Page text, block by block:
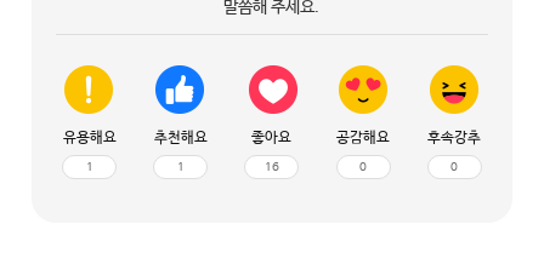
말씀해 주세요.
유용해요
1
추천해요
1
좋아요
16
공감해요
0
후속강추
0